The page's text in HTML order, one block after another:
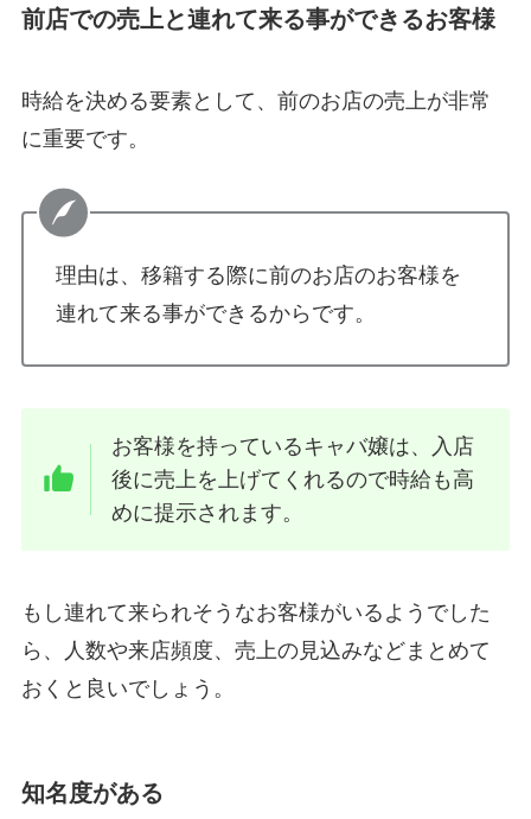
前店での売上と連れて来る事ができるお客様
時給を決める要素として、前のお店の売上が非常
に重要です。
理由は、移籍する際に前のお店のお客様を
連れて来る事ができるからです。
お客様を持っているキャバ嬢は、入店
後に売上を上げてくれるので時給も高
めに提示されます。
もし連れて来られそうなお客様がいるようでした
ら、人数や来店頻度、売上の見込みなどまとめて
おくと良いでしょう。
知名度がある